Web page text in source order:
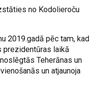
no Kodolieroču
2019.gadā pēc tam, kad
prezidentūras laikā
Teherānas un
un atjaunoja